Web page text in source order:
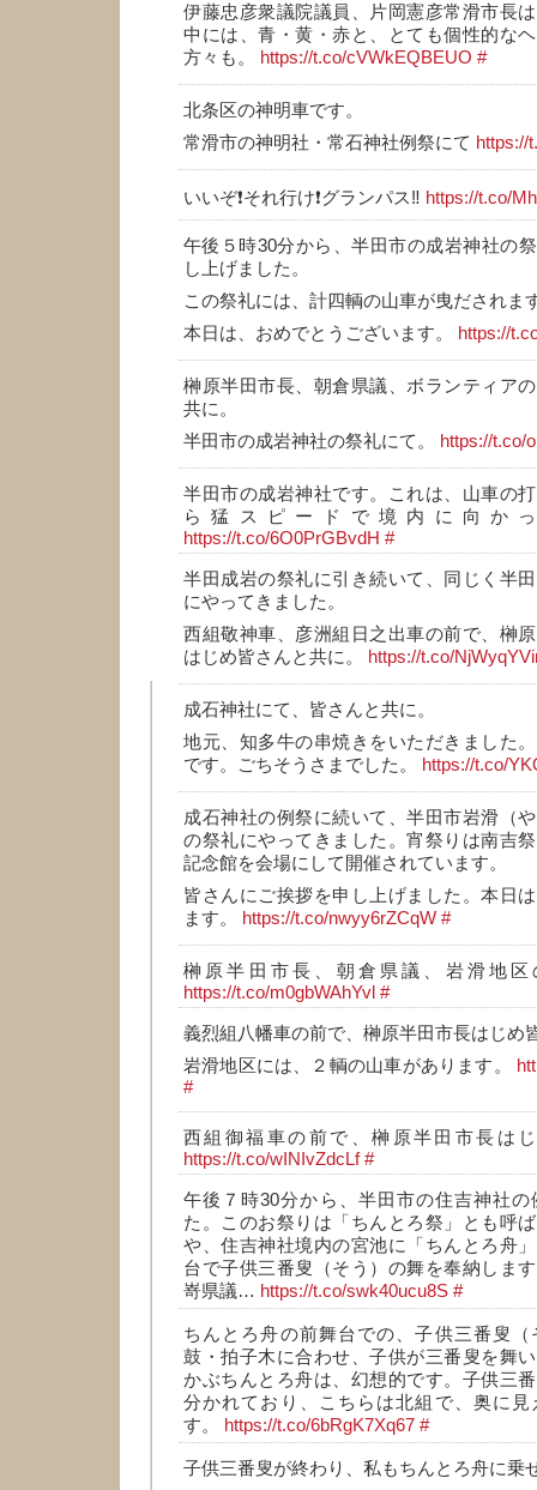
伊藤忠彦衆議院議員、片岡憲彦常滑市長
中には、青・黄・赤と、とても個性的な
方々も。
https://t.co/cVWkEQBEUO #
北条区の神明車です。
常滑市の神明社・常石神社例祭にて https://
いいぞ❗それ行け❗グランパス‼️ https://t.co/
午後５時30分から、半田市の成岩神社の
し上げました。
この祭礼には、計四輌の山車が曳だされま
本日は、おめでとうございます。
https://
榊原半田市長、朝倉県議、ボランティア
共に。
半田市の成岩神社の祭礼にて。
https://t.co/
半田市の成岩神社です。これは、山車の
ら猛スピードで境内に向か
https://t.co/6O0PrGBvdH #
半田成岩の祭礼に引き続いて、同じく半
にやってきました。
西組敬神車、彦洲組日之出車の前で、榊
はじめ皆さんと共に。
https://t.co/
成石神社にて、皆さんと共に。
地元、知多牛の串焼きをいただきました
です。ごちそうさまでした。
https://t.co/
成石神社の例祭に続いて、半田市岩滑（
の祭礼にやってきました。宵祭りは南吉
記念館を会場にして開催されています。
皆さんにご挨拶を申し上げました。本日
ます。
https://t.co/nwyy6rZCqW #
榊原半田市長、朝倉県議、岩滑地
https://t.co/m0gbWAhYvl #
義烈組八幡車の前で、榊原半田市長はじめ
岩滑地区には、２輌の山車があります。
#
西組御福車の前で、榊原半田市長は
https://t.co/wINIvZdcLf #
午後７時30分から、半田市の住吉神社
た。このお祭りは「ちんとろ祭」とも呼
や、住吉神社境内の宮池に「ちんとろ舟
台で子供三番叟（そう）の舞を奉納しま
嵜県議… https://t.co/swk40ucu8S #
ちんとろ舟の前舞台での、子供三番叟
鼓・拍子木に合わせ、子供が三番叟を舞
かぶちんとろ舟は、幻想的です。子供三
分かれており、こちらは北組で、奥に
す。
https://t.co/6bRgK7Xq67 #
子供三番叟が終わり、私もちんとろ舟に乗